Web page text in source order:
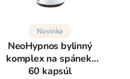
Novinka
NeoHypnos bylinný
komplex na spánek,
60 kapsúl